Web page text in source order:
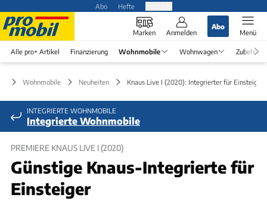
Abo Hefte
Marken Anmelden
Abo
Menü
Alle pro+ Artikel Finanzierung Wohnmobile Wohnwagen Zubehör
Wohnmobile Neuheiten Knaus Live I (2020): Integrierter für Einsteiger
INTEGRIERTE WOHNMOBILE
Integrierte Wohnmobile
PREMIERE KNAUS LIVE I (2020)
Günstige Knaus-Integrierte für
Einsteiger